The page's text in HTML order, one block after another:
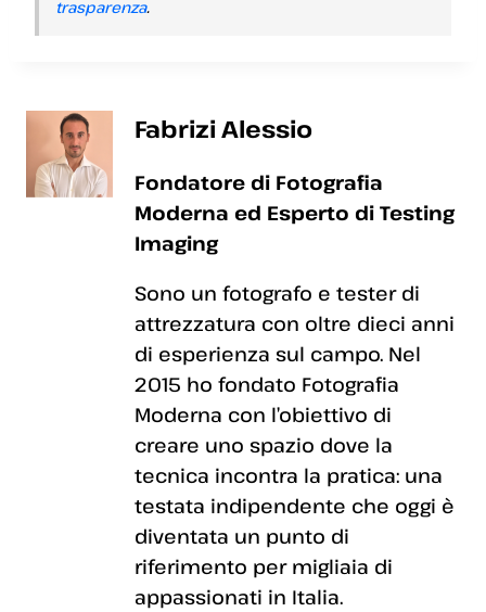
trasparenza.
Fabrizi Alessio
Fondatore di Fotografia
Moderna ed Esperto di Testing
Imaging
Sono un fotografo e tester di
attrezzatura con oltre dieci anni
di esperienza sul campo. Nel
2015 ho fondato Fotografia
Moderna con l’obiettivo di
creare uno spazio dove la
tecnica incontra la pratica: una
testata indipendente che oggi è
diventata un punto di
riferimento per migliaia di
appassionati in Italia.